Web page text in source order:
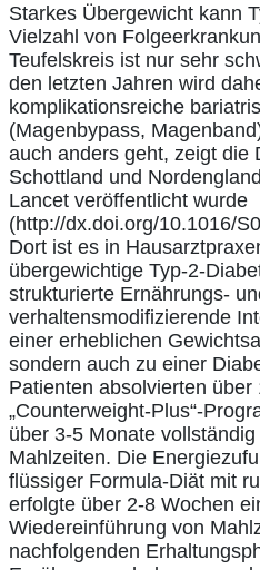
Starkes Übergewicht kann
Vielzahl von
Teufelskreis ist nur sehr
den letzten Jahren wird
komplikationsreiche
(Magenbypass,
auch anders geht, zeigt die
Schottland und
Lancet veröffentlicht wurde
(http://dx.doi.org/10.1016/
Dort ist es in
übergewichtige Typ-2-
strukturierte Ernährungs-
verhaltensmodifizierende
einer erheblichen
sondern auch zu einer
Patienten absolvierten über
„Counterweight-Plus“-
über 3-5 Monate
Mahlzeiten. Die
flüssiger Formula-Diät mit
erfolgte über 2-8 Wochen
Wiedereinführung von
nachfolgenden